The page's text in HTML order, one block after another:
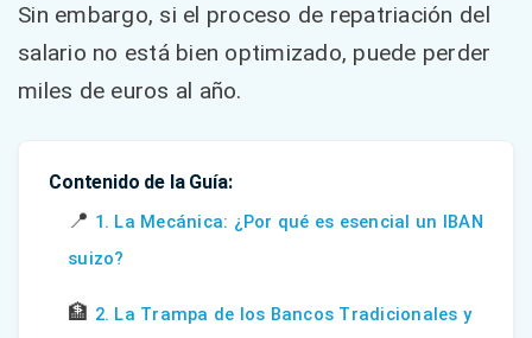
Sin embargo, si el proceso de repatriación del
salario no está bien optimizado, puede perder
miles de euros al año.
Contenido de la Guía:
📍 1. La Mecánica: ¿Por qué es esencial un IBAN
suizo?
🏦 2. La Trampa de los Bancos Tradicionales y